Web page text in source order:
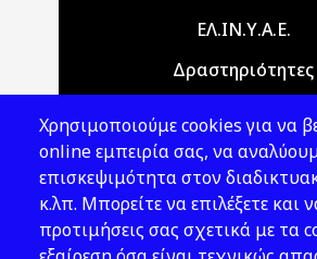
Main navigationΕΛ.ΙΝ.Υ.Α.Ε.
Δραστηριότητες
Νομοθεσία
Εκδόσεις
Νέα - Εκδηλώσεις
Χρησιμοποιούμε cookies για να
online εμπειρία σας, να
επισκεψιμότητα στον
κ.λπ. Μπορείτε να επιλέξετε και
προτιμήσεις σας σχετικά με τα